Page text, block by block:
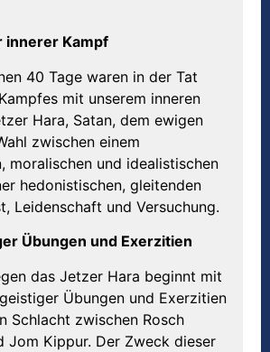
innerer Kampf
40 Tage waren in der Tat
mit unserem inneren
Hara, Satan, dem ewigen
zwischen einem
moralischen und idealistischen
hedonistischen, gleitenden
Leidenschaft und Versuchung.
Übungen und Exerzitien
das Jetzer Hara beginnt mit
Übungen und Exerzitien
Schlacht zwischen Rosch
Jom Kippur. Der Zweck dieser